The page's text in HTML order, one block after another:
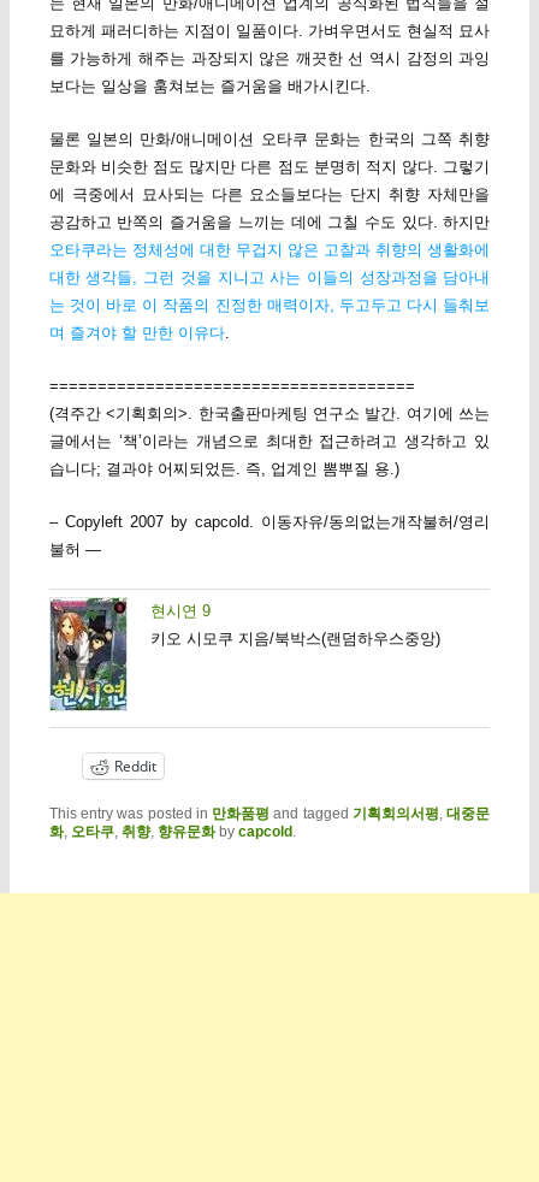
묘하게 패러디하는 지점이 일품이다. 가벼우면서도 현실적 묘사
를 가능하게 해주는 과장되지 않은 깨끗한 선 역시 감정의 과잉
보다는 일상을 훔쳐보는 즐거움을 배가시킨다.
물론 일본의 만화/애니메이션 오타쿠 문화는 한국의 그쪽 취향
문화와 비슷한 점도 많지만 다른 점도 분명히 적지 않다. 그렇기
에 극중에서 묘사되는 다른 요소들보다는 단지 취향 자체만을
공감하고 반쪽의 즐거움을 느끼는 데에 그칠 수도 있다. 하지만
오타쿠라는 정체성에 대한 무겁지 않은 고찰과 취향의 생활화에
대한 생각들, 그런 것을 지니고 사는 이들의 성장과정을 담아내
는 것이 바로 이 작품의 진정한 매력이자, 두고두고 다시 들춰보
며 즐겨야 할 만한 이유다.
======================================
(격주간 <기획회의>. 한국출판마케팅 연구소 발간. 여기에 쓰는
글에서는 ‘책’이라는 개념으로 최대한 접근하려고 생각하고 있
습니다; 결과야 어찌되었든. 즉, 업계인 뽐뿌질 용.)
– Copyleft 2007 by capcold. 이동자유/동의없는개작불허/영리
불허 —
현시연 9
키오 시모쿠 지음/북박스(랜덤하우스중앙)
Reddit
This entry was posted in 만화품평 and tagged기획회의서평,대중문
화, 오타쿠, 취향, 향유문화by capcold .